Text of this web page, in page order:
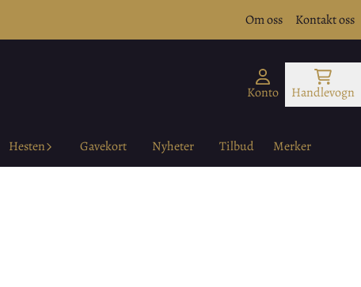
Om oss Kontakt oss
Konto Handlevogn
Hesten Gavekort Nyheter Tilbud Merker